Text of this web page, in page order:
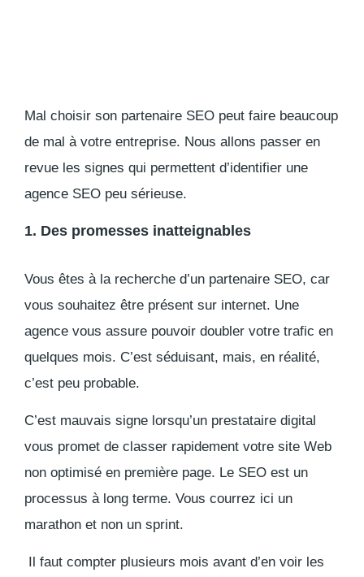
Mal choisir son partenaire SEO peut faire beaucoup
de mal à votre entreprise. Nous allons passer en
revue les signes qui permettent d’identifier une
agence SEO peu sérieuse.
1. Des promesses inatteignables
Vous êtes à la recherche d’un partenaire SEO, car
vous souhaitez être présent sur internet. Une
agence vous assure pouvoir doubler votre trafic en
quelques mois. C’est séduisant, mais, en réalité,
c’est peu probable.
C’est mauvais signe lorsqu’un prestataire digital
vous promet de classer rapidement votre site Web
non optimisé en première page. Le SEO est un
processus à long terme. Vous courrez ici un
marathon et non un sprint.
Il faut compter plusieurs mois avant d’en voir les